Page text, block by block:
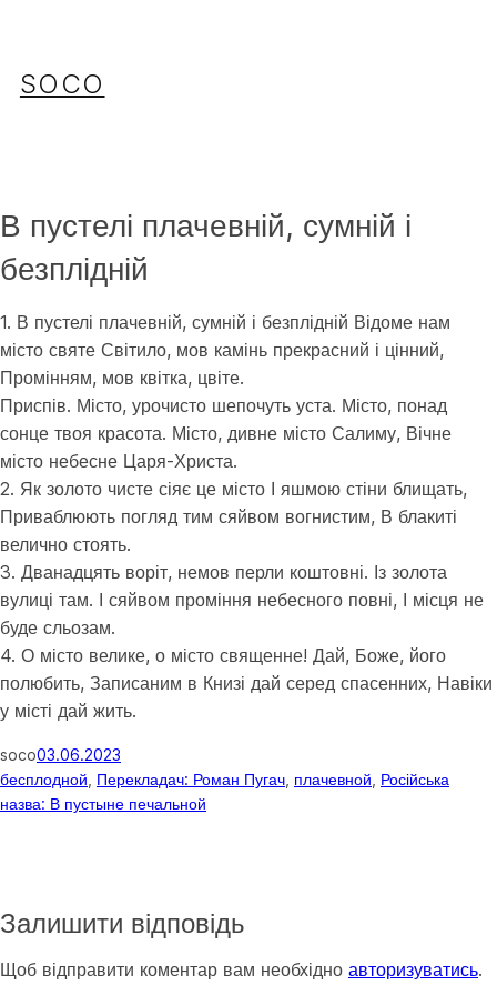
SOCO
В пустелі плачевній, сумній і
безплідній
1. В пустелі плачевній, сумній і безплідній Відоме нам
місто святе Світило, мов камінь прекрасний і цінний,
Промінням, мов квітка, цвіте.
Приспів. Місто, урочисто шепочуть уста. Місто, понад
сонце твоя красота. Місто, дивне місто Салиму, Вічне
місто небесне Царя-Христа.
2. Як золото чисте сіяє це місто І яшмою стіни блищать,
Приваблюють погляд тим сяйвом вогнистим, В блакиті
велично стоять.
3. Дванадцять воріт, немов перли коштовні. Із золота
вулиці там. І сяйвом проміння небесного повні, І місця не
буде сльозам.
4. О місто велике, о місто священне! Дай, Боже, його
полюбить, Записаним в Книзі дай серед спасенних, Навіки
у місті дай жить.
soco03.06.2023
бесплодной Перекладач: Роман Пугач плачевной Російська
назва: В пустыне печальной
Залишити відповідь
Щоб відправити коментар вам необхідно авторизуватись.